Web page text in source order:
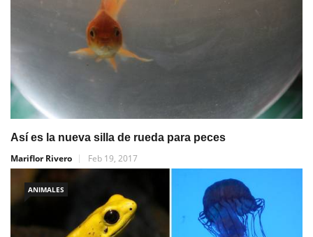
Así es la nueva silla de rueda para peces
Mariflor Rivero
Feb 19, 2017
ANIMALES